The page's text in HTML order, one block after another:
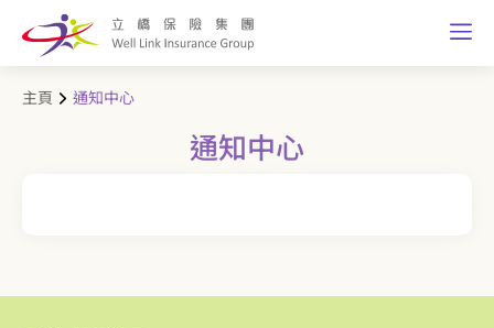
主頁 通知中心
通知中心